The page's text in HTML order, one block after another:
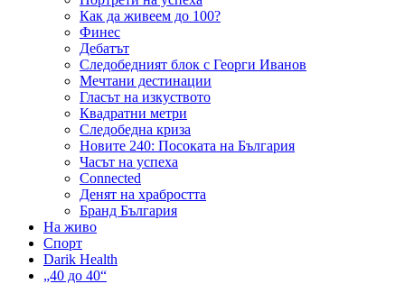
Как да живеем до 100?
Финес
Дебатът
Следобедният блок с Георги Иванов
Мечтани дестинации
Гласът на изкуството
Квадратни метри
Следобедна криза
Новите 240: Посоката на България
Часът на успеха
Connected
Денят на храбростта
Бранд България
На живо
Спорт
Darik Health
„40 до 40“